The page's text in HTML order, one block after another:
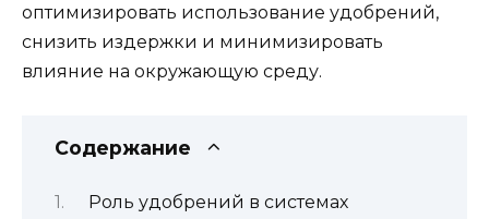
оптимизировать использование удобрений,
снизить издержки и минимизировать
влияние на окружающую среду.
Содержание
Роль удобрений в системах